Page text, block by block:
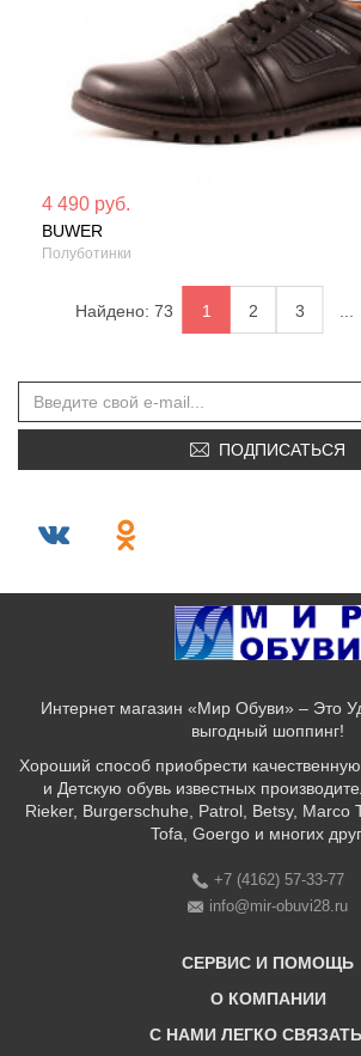
4 490 руб.
BUWER
Полуботинки
Найдено: 73 1 2 3
ПОДПИСАТЬСЯ
Интернет магазин «Мир Обуви» – Это
выгодный шоппинг!
Хороший способ приобрести
и Детскую обувь известных
Rieker, Burgerschuhe, Patrol, Betsy, Marco
Tofa, Goergo и многих
+7 (4162) 57-33-77
info@mir-obuvi28.ru
СЕРВИС И ПОМОЩЬ
Бонусная программа
О КОМПАНИИ
C НАМИ ЛЕГКО